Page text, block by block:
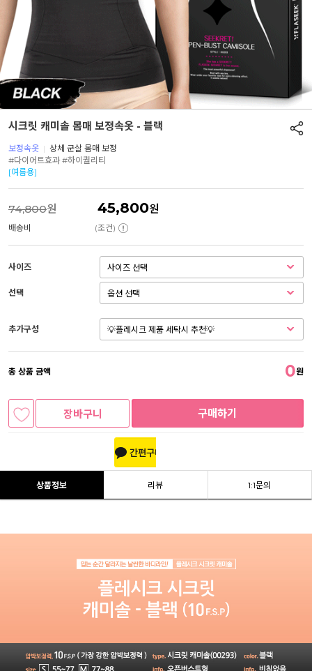
시크릿 캐미솔 몸매 보정속옷 - 블랙
보정속옷 | 상체 군살 몸매 보정
#다이어트효과 #하이퀄리티
[여름용]
74,800원 45,800원
배송비 (조건)
사이즈
선택
추가구성
총 상품 금액 0원
장바구니 구매하기
상품정보 리뷰 1:1문의